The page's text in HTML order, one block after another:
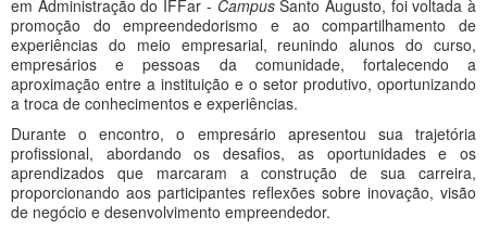
em Administração do IFFar - CampusSanto Augusto, foi voltada à
promoção do empreendedorismo e ao compartilhamento de
experiências do meio empresarial, reunindo alunos do curso,
empresários e pessoas da comunidade, fortalecendo a
aproximação entre a instituição e o setor produtivo, oportunizando
a troca de conhecimentos e experiências.
Durante o encontro, o empresário apresentou sua trajetória
profissional, abordando os desafios, as oportunidades e os
aprendizados que marcaram a construção de sua carreira,
proporcionando aos participantes reflexões sobre inovação, visão
de negócio e desenvolvimento empreendedor.